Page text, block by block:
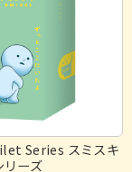
Series スミスキ
リーズ